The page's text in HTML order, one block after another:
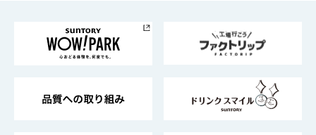
地域情報
サントリーサンバーズ大阪
サントリーが考えるサステナビリティ経営
企業概要